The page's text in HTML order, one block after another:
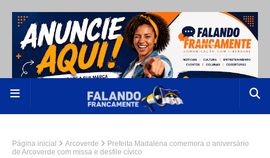
Página inicial Arcoverde
Prefeita Madalena comemora o aniversário
de Arcoverde com missa e desfile cívico